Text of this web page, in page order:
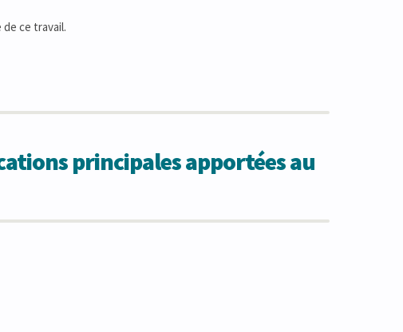
ce travail.
principales apportées au